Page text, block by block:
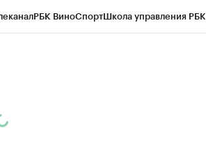
РБК ВиноСпортШкола управления РБК